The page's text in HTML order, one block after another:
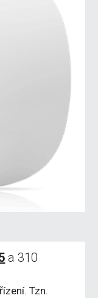
a 310
Tzn.